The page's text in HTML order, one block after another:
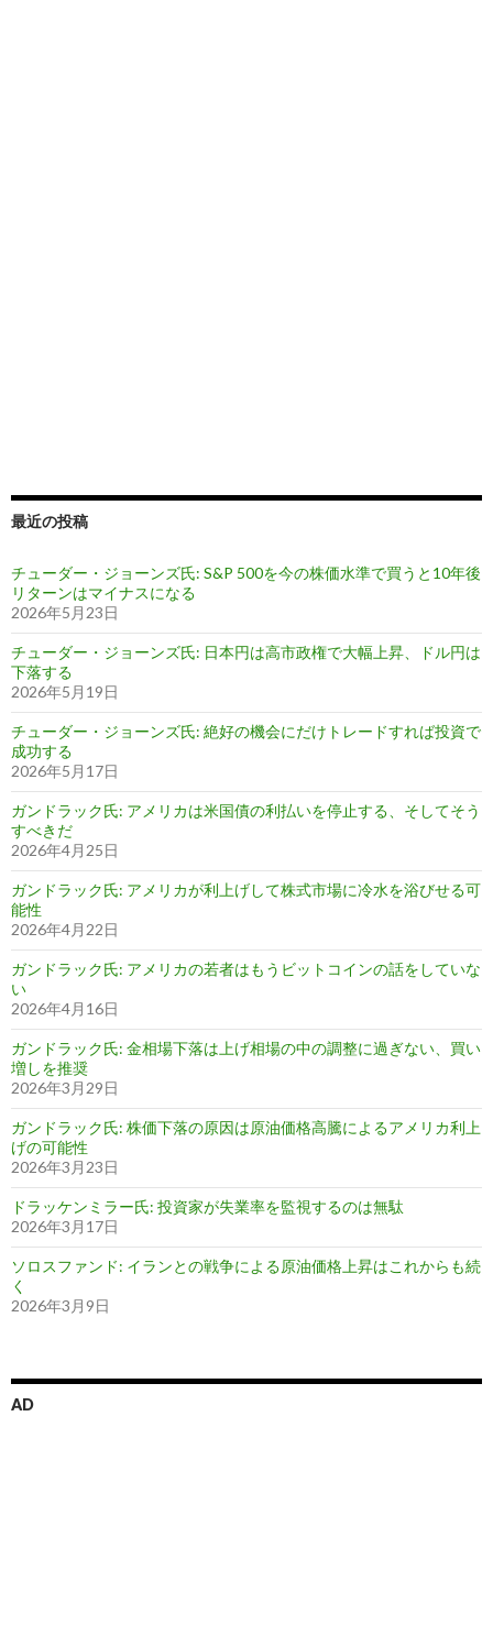
最近の投稿
チューダー・ジョーンズ氏: S&P 500を今の株価水準で買うと10年後
リターンはマイナスになる
2026年5月23日
チューダー・ジョーンズ氏: 日本円は高市政権で大幅上昇、ドル円は
下落する
2026年5月19日
チューダー・ジョーンズ氏: 絶好の機会にだけトレードすれば投資で
成功する
2026年5月17日
ガンドラック氏: アメリカは米国債の利払いを停止する、そしてそう
すべきだ
2026年4月25日
ガンドラック氏: アメリカが利上げして株式市場に冷水を浴びせる可
能性
2026年4月22日
ガンドラック氏: アメリカの若者はもうビットコインの話をしていな
い
2026年4月16日
ガンドラック氏: 金相場下落は上げ相場の中の調整に過ぎない、買い
増しを推奨
2026年3月29日
ガンドラック氏: 株価下落の原因は原油価格高騰によるアメリカ利上
げの可能性
2026年3月23日
ドラッケンミラー氏: 投資家が失業率を監視するのは無駄
2026年3月17日
ソロスファンド: イランとの戦争による原油価格上昇はこれからも続
く
2026年3月9日
AD